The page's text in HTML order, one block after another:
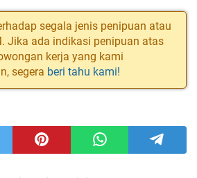
segala jenis penipuan atau
Jika ada indikasi penipuan atas
kerja yang kami
segera beri tahu kami!